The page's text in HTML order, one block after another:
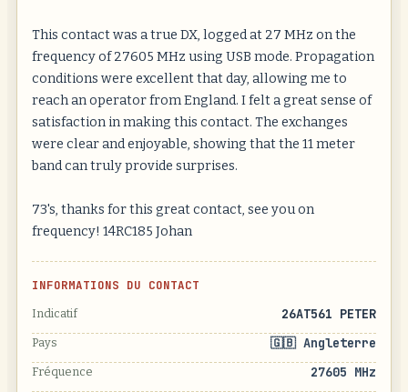
This contact was a true DX, logged at 27 MHz on the
frequency of 27605 MHz using USB mode. Propagation
conditions were excellent that day, allowing me to
reach an operator from England. I felt a great sense of
satisfaction in making this contact. The exchanges
were clear and enjoyable, showing that the 11 meter
band can truly provide surprises.
73's, thanks for this great contact, see you on
frequency! 14RC185 Johan
INFORMATIONS DU CONTACT
Indicatif 26AT561 PETER
Pays 🇬🇧 Angleterre
Fréquence 27605 MHz